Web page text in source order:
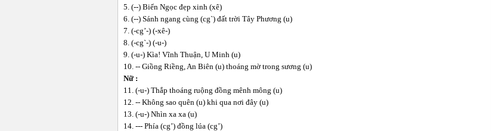
5. (--) Biển Ngọc đẹp xinh (xê)
6. (--) Sánh ngang cùng (cg`) đất trời Tây Phương (u)
7. (-cg’-) (-xê-)
8. (-cg`-) (-u-)
9. (-u-) Kìa! Vĩnh Thuận, U Minh (u)
10. -- Giồng Riềng, An Biên (u) thoáng mờ trong sương (u)
Nữ :
11. (-u-) Thắp thoáng ruộng đồng mênh mông (u)
12. -- Không sao quên (u) khi qua nơi đây (u)
13. (-u-) Nhìn xa xa (u)
14. --- Phía (cg’) đồng lúa (cg’)